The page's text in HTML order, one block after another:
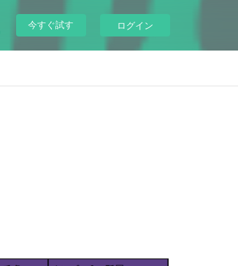
今すぐ試す ログイン